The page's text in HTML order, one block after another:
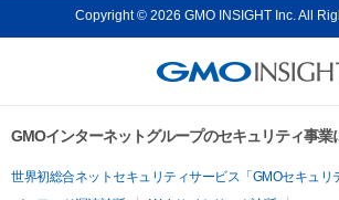
Copyright © 2026 GMO INSIGHT Inc. All
GMOインターネットグループのセキュリティ事業
世界初総合ネットセキュリティサービス「GMOセキュリ